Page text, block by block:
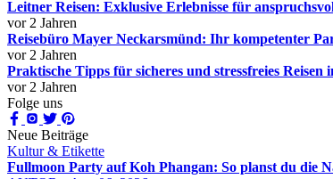
Leitner Reisen: Exklusive Erlebnisse für
vor 2 Jahren
Reisebüro Mayer Neckarsmünd: Ihr kompetenter
vor 2 Jahren
Praktische Tipps für sicheres und stressfreies Reisen
vor 2 Jahren
Folge uns
Neue Beiträge
Kultur & Etikette
Fullmoon Party auf Koh Phangan: So planst du die